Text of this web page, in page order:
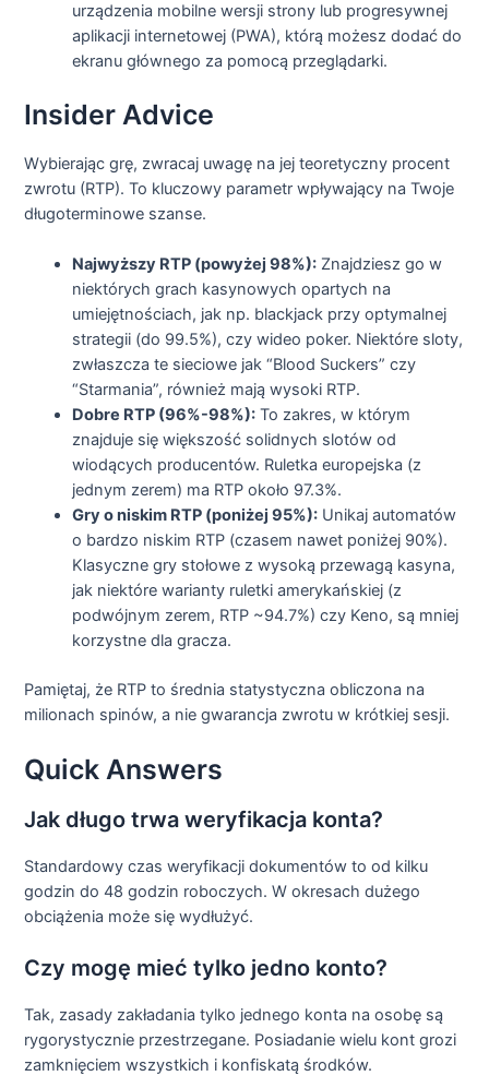
urządzenia mobilne wersji strony lub progresywnej
aplikacji internetowej (PWA), którą możesz dodać do
ekranu głównego za pomocą przeglądarki.
Insider Advice
Wybierając grę, zwracaj uwagę na jej teoretyczny procent
zwrotu (RTP). To kluczowy parametr wpływający na Twoje
długoterminowe szanse.
Najwyższy RTP (powyżej 98%): Znajdziesz go w
niektórych grach kasynowych opartych na
umiejętnościach, jak np. blackjack przy optymalnej
strategii (do 99.5%), czy wideo poker. Niektóre sloty,
zwłaszcza te sieciowe jak “Blood Suckers” czy
“Starmania”, również mają wysoki RTP.
Dobre RTP (96%-98%): To zakres, w którym
znajduje się większość solidnych slotów od
wiodących producentów. Ruletka europejska (z
jednym zerem) ma RTP około 97.3%.
Gry o niskim RTP (poniżej 95%): Unikaj automatów
o bardzo niskim RTP (czasem nawet poniżej 90%).
Klasyczne gry stołowe z wysoką przewagą kasyna,
jak niektóre warianty ruletki amerykańskiej (z
podwójnym zerem, RTP ~94.7%) czy Keno, są mniej
korzystne dla gracza.
Pamiętaj, że RTP to średnia statystyczna obliczona na
milionach spinów, a nie gwarancja zwrotu w krótkiej sesji.
Quick Answers
Jak długo trwa weryfikacja konta?
Standardowy czas weryfikacji dokumentów to od kilku
godzin do 48 godzin roboczych. W okresach dużego
obciążenia może się wydłużyć.
Czy mogę mieć tylko jedno konto?
Tak, zasady zakładania tylko jednego konta na osobę są
rygorystycznie przestrzegane. Posiadanie wielu kont grozi
zamknięciem wszystkich i konfiskatą środków.